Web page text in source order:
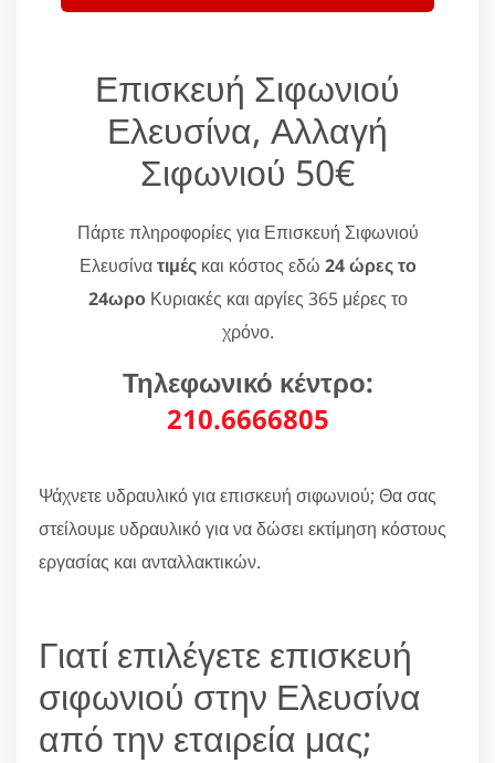
Επισκευή Σιφωνιού
Ελευσίνα, Αλλαγή
Σιφωνιού 50€
Πάρτε πληροφορίες για Επισκευή Σιφωνιού
Ελευσίνατιμέςκαι κόστος εδώ 24 ώρες το
24ωροΚυριακές και αργίες 365 μέρες το
χρόνο.
Τηλεφωνικό κέντρο:
210.6666805
Ψάχνετε υδραυλικό για επισκευή σιφωνιού; Θα σας
στείλουμε υδραυλικό για να δώσει εκτίμηση κόστους
εργασίας και ανταλλακτικών.
Γιατί επιλέγετε επισκευή
σιφωνιού στην Ελευσίνα
από την εταιρεία μας;